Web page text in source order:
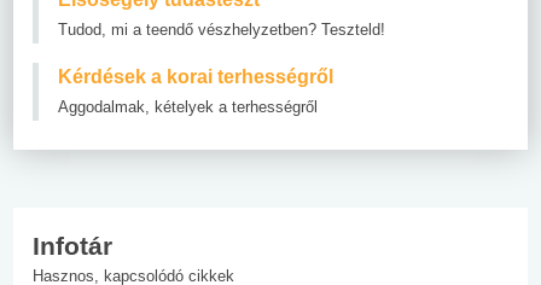
Tudod, mi a teendő vészhelyzetben? Teszteld!
Kérdések a korai terhességről
Aggodalmak, kételyek a terhességről
Infotár
Hasznos, kapcsolódó cikkek